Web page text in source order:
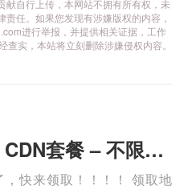
献自行上传，本网站不拥有所有权，未
任。如果您发现有涉嫌版权的内容，
进行举报，并提供相关证据，工作
实，本站将立刻删除涉嫌侵权内容。
阿里云 ESA 免费 CDN套餐 – 不限流量、全球加速 免费购买分享
快来领取！！！！ 领取地